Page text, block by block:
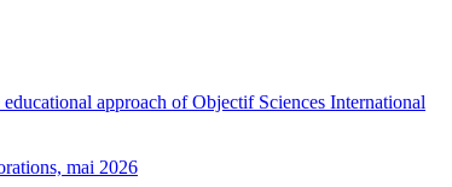
approach of Objectif Sciences International
mai 2026